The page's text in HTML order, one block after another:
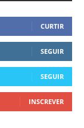
CURTIR
SEGUIR
SEGUIR
INSCREVER